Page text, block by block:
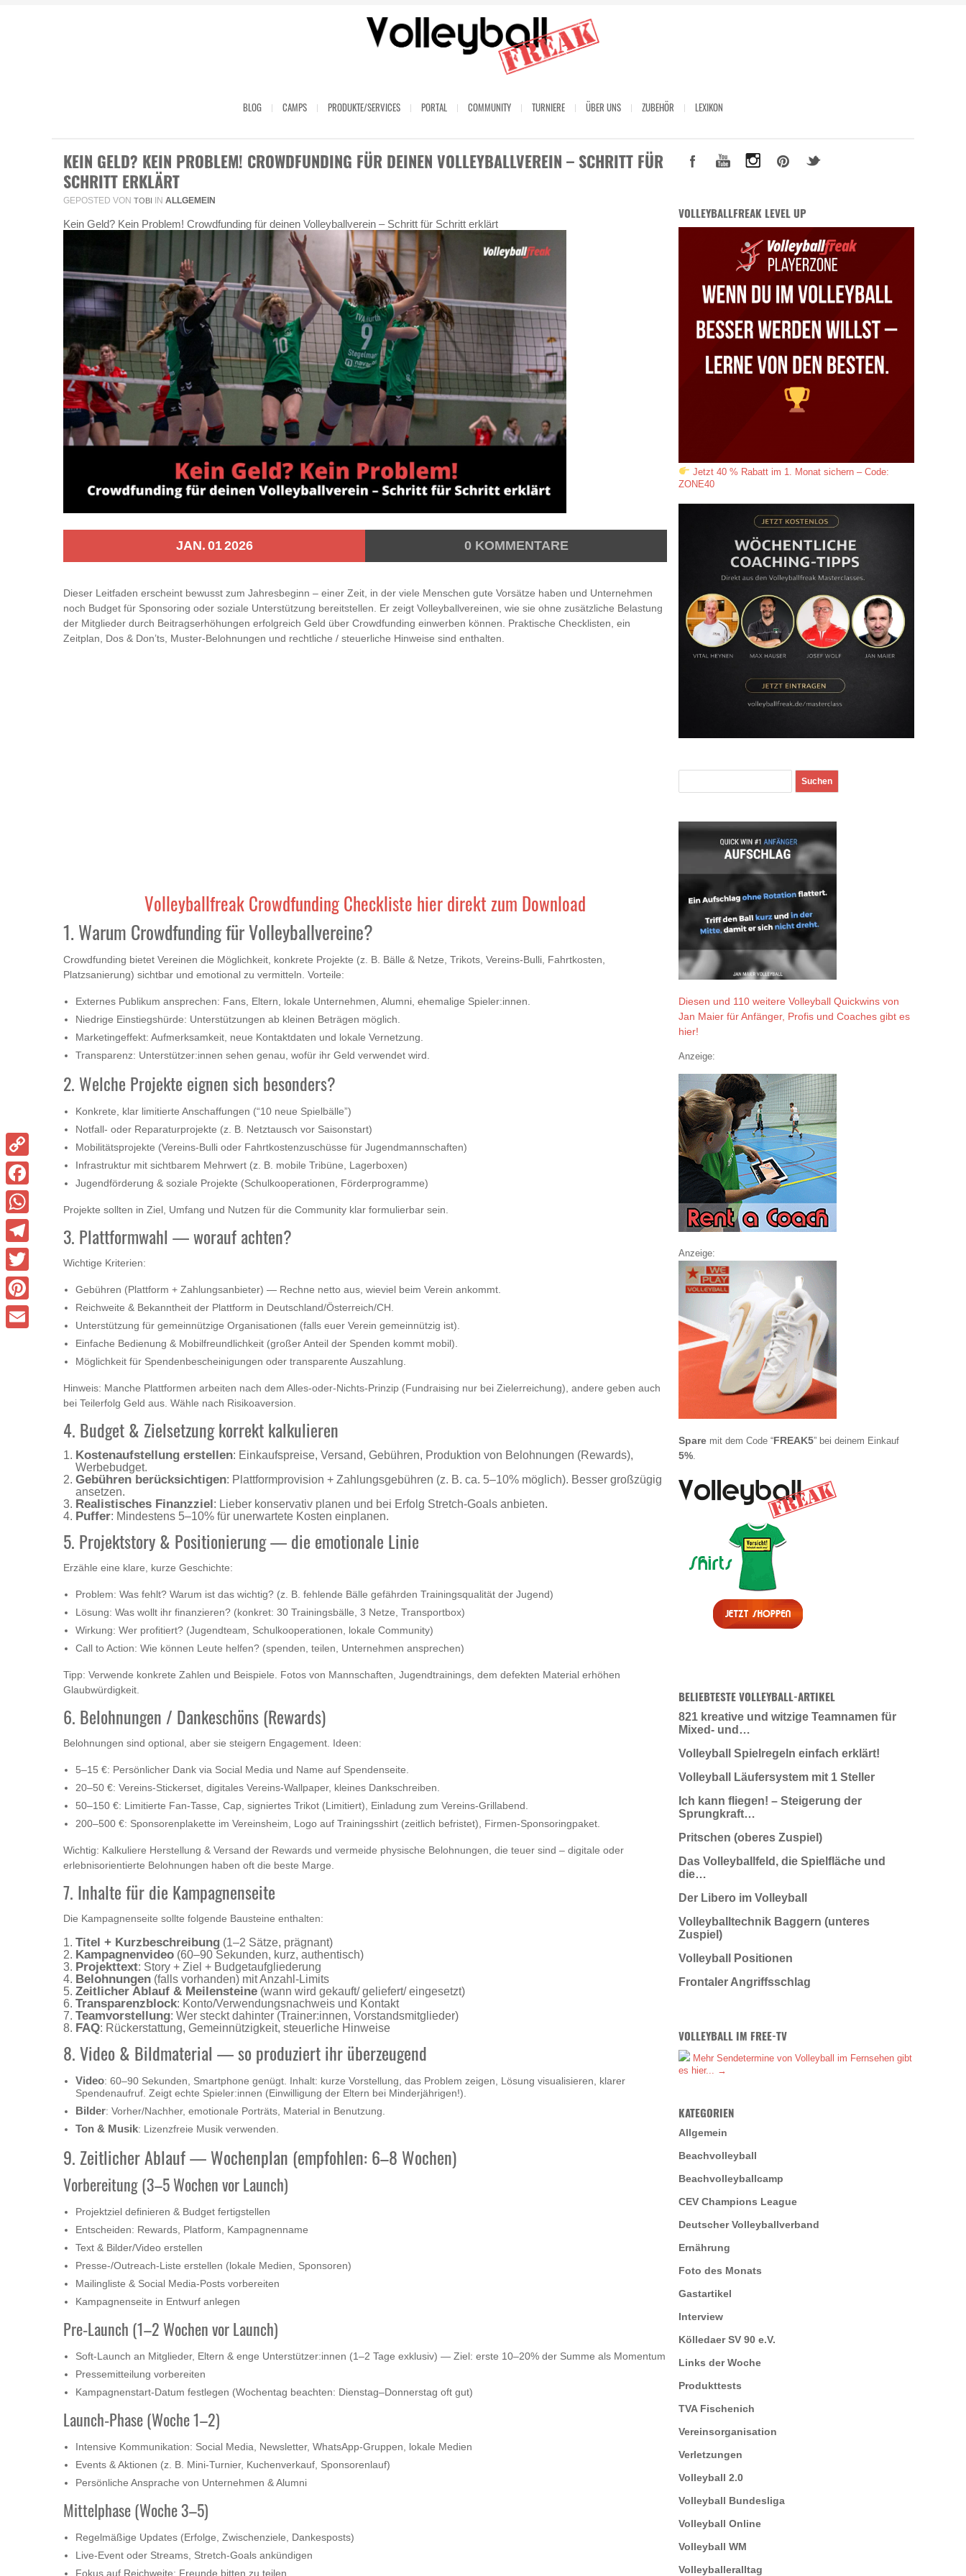
BLOG CAMPS PRODUKTE/SERVICES PORTAL COMMUNITY TURNIERE ÜBER UNS ZUBEHÖR LEXIKON
KEIN GELD? KEIN PROBLEM! CROWDFUNDING FÜR DEINEN VOLLEYBALLVEREIN – SCHRITT FÜR
SCHRITT ERKLÄRT
GEPOSTED VON TOBI IN ALLGEMEIN
Kein Geld? Kein Problem! Crowdfunding für deinen Volleyballverein – Schritt für Schritt erklärt
JAN. 012026 0KOMMENTARE
Dieser Leitfaden erscheint bewusst zum Jahresbeginn – einer Zeit, in der viele Menschen gute Vorsätze haben und Unternehmen
noch Budget für Sponsoring oder soziale Unterstützung bereitstellen. Er zeigt Volleyballvereinen, wie sie ohne zusätzliche Belastung
der Mitglieder durch Beitragserhöhungen erfolgreich Geld über Crowdfunding einwerben können. Praktische Checklisten, ein
Zeitplan, Dos & Don’ts, Muster‑Belohnungen und rechtliche / steuerliche Hinweise sind enthalten.
Volleyballfreak Crowdfunding Checkliste hier direkt zum Download
1. Warum Crowdfunding für Volleyballvereine?
Crowdfunding bietet Vereinen die Möglichkeit, konkrete Projekte (z. B. Bälle & Netze, Trikots, Vereins‑Bulli, Fahrtkosten,
Platzsanierung) sichtbar und emotional zu vermitteln. Vorteile:
Externes Publikum ansprechen: Fans, Eltern, lokale Unternehmen, Alumni, ehemalige Spieler:innen.
Niedrige Einstiegshürde: Unterstützungen ab kleinen Beträgen möglich.
Marketingeffekt: Aufmerksamkeit, neue Kontaktdaten und lokale Vernetzung.
Transparenz: Unterstützer:innen sehen genau, wofür ihr Geld verwendet wird.
2. Welche Projekte eignen sich besonders?
Konkrete, klar limitierte Anschaffungen (“10 neue Spielbälle”)
Notfall‑ oder Reparaturprojekte (z. B. Netztausch vor Saisonstart)
Mobilitätsprojekte (Vereins‑Bulli oder Fahrtkostenzuschüsse für Jugendmannschaften)
Infrastruktur mit sichtbarem Mehrwert (z. B. mobile Tribüne, Lagerboxen)
Jugendförderung & soziale Projekte (Schulkooperationen, Förderprogramme)
Projekte sollten in Ziel, Umfang und Nutzen für die Community klar formulierbar sein.
3. Plattformwahl — worauf achten?
Wichtige Kriterien:
Gebühren (Plattform + Zahlungsanbieter) — Rechne netto aus, wieviel beim Verein ankommt.
Reichweite & Bekanntheit der Plattform in Deutschland/Österreich/CH.
Unterstützung für gemeinnützige Organisationen (falls euer Verein gemeinnützig ist).
Einfache Bedienung & Mobilfreundlichkeit (großer Anteil der Spenden kommt mobil).
Möglichkeit für Spendenbescheinigungen oder transparente Auszahlung.
Hinweis: Manche Plattformen arbeiten nach dem Alles‑oder‑Nichts‑Prinzip (Fundraising nur bei Zielerreichung), andere geben auch
bei Teilerfolg Geld aus. Wähle nach Risikoaversion.
4. Budget & Zielsetzung korrekt kalkulieren
Kostenaufstellung erstellen: Einkaufspreise, Versand, Gebühren, Produktion von Belohnungen (Rewards),
Werbebudget.
Gebühren berücksichtigen: Plattformprovision + Zahlungsgebühren (z. B. ca. 5–10% möglich). Besser großzügig
ansetzen.
Realistisches Finanzziel : Lieber konservativ planen und bei Erfolg Stretch‑Goals anbieten.
Puffer: Mindestens 5–10% für unerwartete Kosten einplanen.
5. Projektstory & Positionierung — die emotionale Linie
Erzähle eine klare, kurze Geschichte:
Problem: Was fehlt? Warum ist das wichtig? (z. B. fehlende Bälle gefährden Trainingsqualität der Jugend)
Lösung: Was wollt ihr finanzieren? (konkret: 30 Trainingsbälle, 3 Netze, Transportbox)
Wirkung: Wer profitiert? (Jugendteam, Schulkooperationen, lokale Community)
Call to Action: Wie können Leute helfen? (spenden, teilen, Unternehmen ansprechen)
Tipp: Verwende konkrete Zahlen und Beispiele. Fotos von Mannschaften, Jugendtrainings, dem defekten Material erhöhen
Glaubwürdigkeit.
6. Belohnungen / Dankeschöns (Rewards)
Belohnungen sind optional, aber sie steigern Engagement. Ideen:
5–15 €: Persönlicher Dank via Social Media und Name auf Spendenseite.
20–50 €: Vereins‑Stickerset, digitales Vereins‑Wallpaper, kleines Dankschreiben.
50–150 €: Limitierte Fan‑Tasse, Cap, signiertes Trikot (Limitiert), Einladung zum Vereins‑Grillabend.
200–500 €: Sponsorenplakette im Vereinsheim, Logo auf Trainingsshirt (zeitlich befristet), Firmen‑Sponsoringpaket.
Wichtig: Kalkuliere Herstellung & Versand der Rewards und vermeide physische Belohnungen, die teuer sind – digitale oder
erlebnisorientierte Belohnungen haben oft die beste Marge.
7. Inhalte für die Kampagnenseite
Die Kampagnenseite sollte folgende Bausteine enthalten:
Titel + Kurzbeschreibung (1–2 Sätze, prägnant)
Kampagnenvideo (60–90 Sekunden, kurz, authentisch)
Projekttext: Story + Ziel + Budgetaufgliederung
Belohnungen (falls vorhanden) mit Anzahl‑Limits
Zeitlicher Ablauf & Meilensteine (wann wird gekauft/ geliefert/ eingesetzt)
Transparenzblock: Konto/Verwendungsnachweis und Kontakt
Teamvorstellung: Wer steckt dahinter (Trainer:innen, Vorstandsmitglieder)
FAQ: Rückerstattung, Gemeinnützigkeit, steuerliche Hinweise
8. Video & Bildmaterial — so produziert ihr überzeugend
Video: 60–90 Sekunden, Smartphone genügt. Inhalt: kurze Vorstellung, das Problem zeigen, Lösung visualisieren, klarer
Spendenaufruf. Zeigt echte Spieler:innen (Einwilligung der Eltern bei Minderjährigen!).
Bilder: Vorher/Nachher, emotionale Porträts, Material in Benutzung.
Ton & Musik: Lizenzfreie Musik verwenden.
9. Zeitlicher Ablauf — Wochenplan (empfohlen: 6–8 Wochen)
Vorbereitung (3–5 Wochen vor Launch)
Projektziel definieren & Budget fertigstellen
Entscheiden: Rewards, Platform, Kampagnenname
Text & Bilder/Video erstellen
Presse‑/Outreach‑Liste erstellen (lokale Medien, Sponsoren)
Mailingliste & Social Media‑Posts vorbereiten
Kampagnenseite in Entwurf anlegen
Pre‑Launch (1–2 Wochen vor Launch)
Soft‑Launch an Mitglieder, Eltern & enge Unterstützer:innen (1–2 Tage exklusiv) — Ziel: erste 10–20% der Summe als Momentum
Pressemitteilung vorbereiten
Kampagnenstart‑Datum festlegen (Wochentag beachten: Dienstag–Donnerstag oft gut)
Launch‑Phase (Woche 1–2)
Intensive Kommunikation: Social Media, Newsletter, WhatsApp‑Gruppen, lokale Medien
Events & Aktionen (z. B. Mini‑Turnier, Kuchenverkauf, Sponsorenlauf)
Persönliche Ansprache von Unternehmen & Alumni
Mittelphase (Woche 3–5)
Regelmäßige Updates (Erfolge, Zwischenziele, Dankesposts)
Live‑Event oder Streams, Stretch‑Goals ankündigen
Fokus auf Reichweite: Freunde bitten zu teilen
VOLLEYBALLFREAK LEVEL UP
Jetzt 40 % Rabatt im 1. Monat sichern – Code:
ZONE40
Diesen und 110 weitere Volleyball Quickwins von
Jan Maier für Anfänger, Profis und Coaches gibt es
hier!
Anzeige:
Anzeige:
Spare mit dem Code “FREAK5” bei deinem Einkauf
5%
BELIEBTESTE VOLLEYBALL-ARTIKEL
821 kreative und witzige Teamnamen für
Mixed- und…
Volleyball Spielregeln einfach erklärt!
Volleyball Läufersystem mit 1 Steller
Ich kann fliegen! – Steigerung der
Sprungkraft…
Pritschen (oberes Zuspiel)
Das Volleyballfeld, die Spielfläche und
die…
Der Libero im Volleyball
Volleyballtechnik Baggern (unteres
Zuspiel)
Volleyball Positionen
Frontaler Angriffsschlag
VOLLEYBALL IM FREE-TV
Mehr Sendetermine von Volleyball im Fernsehen gibt
es hier... →
KATEGORIEN
Allgemein
Beachvolleyball
Beachvolleyballcamp
CEV Champions League
Deutscher Volleyballverband
Ernährung
Foto des Monats
Gastartikel
Interview
Kölledaer SV 90 e.V.
Links der Woche
Produkttests
TVA Fischenich
Vereinsorganisation
Verletzungen
Volleyball 2.0
Volleyball Bundesliga
Volleyball Online
Volleyball WM
Volleyballeralltag
Copy
Link
Facebook
WhatsApp
Telegram
Twitter
Pinterest